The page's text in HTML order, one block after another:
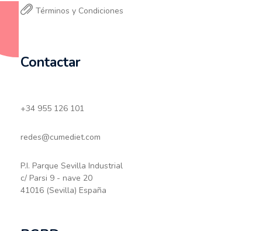
Términos y Condiciones
Contactar
+34 955 126 101
redes@cumediet.com
P.I. Parque Sevilla Industrial
c/ Parsi 9 - nave 20
41016 (Sevilla) España